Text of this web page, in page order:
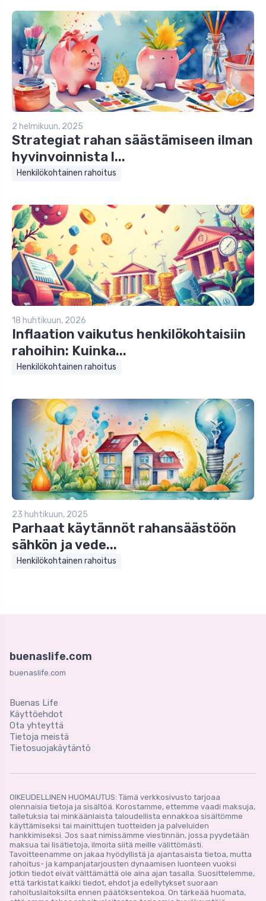
2 helmikuun, 2025
Strategiat rahan säästämiseen ilman
hyvinvoinnista l...
Henkilökohtainen rahoitus
18 huhtikuun, 2026
Inflaation vaikutus henkilökohtaisiin
rahoihin: Kuinka...
Henkilökohtainen rahoitus
23 huhtikuun, 2025
Parhaat käytännöt rahansäästöön
sähkön ja vede...
Henkilökohtainen rahoitus
buenaslife.com
buenaslife.com
Buenas Life
Käyttöehdot
Ota yhteyttä
Tietoja meistä
Tietosuojakäytäntö
OIKEUDELLINEN HUOMAUTUS: Tämä verkkosivusto tarjoaa
olennaisia ​​tietoja ja sisältöä. Korostamme, ettemme vaadi maksuja,
talletuksia tai minkäänlaista taloudellista ennakkoa sisältömme
käyttämiseksi tai mainittujen tuotteiden ja palveluiden
hankkimiseksi. Jos saat nimissämme viestinnän, jossa pyydetään
maksua tai lisätietoja, ilmoita siitä meille välittömästi.
Tavoitteenamme on jakaa hyödyllistä ja ajantasaista tietoa, mutta
rahoitus- ja kampanjatarjousten dynaamisen luonteen vuoksi
jotkin tiedot eivät välttämättä ole aina ajan tasalla. Suosittelemme,
että tarkistat kaikki tiedot, ehdot ja edellytykset suoraan
rahoituslaitoksilta ennen päätöksentekoa. On tärkeää huomata,